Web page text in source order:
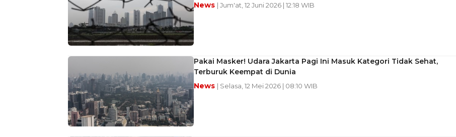
News | Jum'at, 12 Juni 2026 | 12:18 WIB
Pakai Masker! Udara Jakarta Pagi Ini Masuk Kategori Tidak Sehat,
Terburuk Keempat di Dunia
News | Selasa, 12 Mei 2026 | 08:10 WIB